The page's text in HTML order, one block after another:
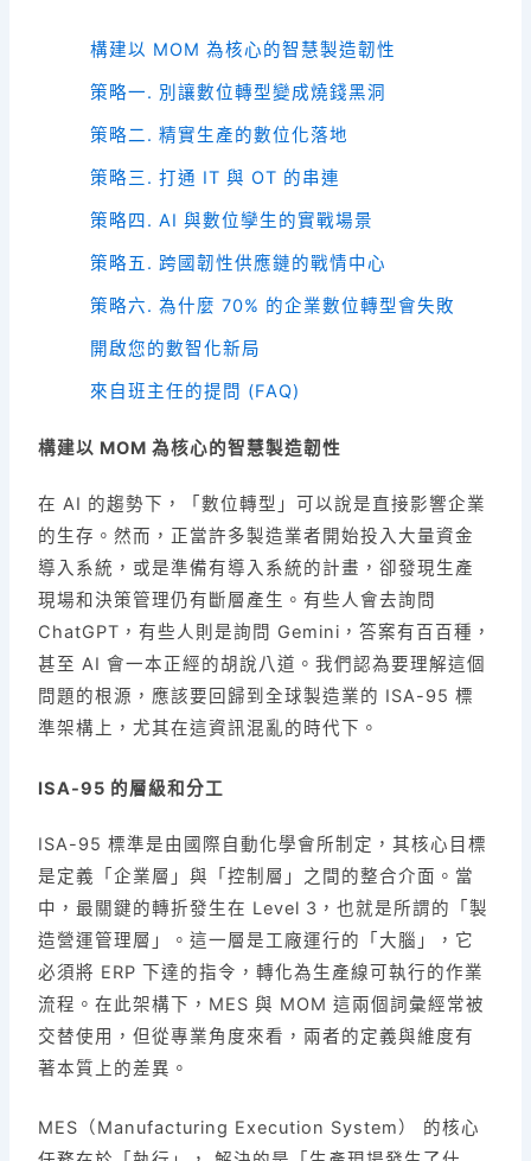
構建以 MOM 為核心的智慧製造韌性
策略一. 別讓數位轉型變成燒錢黑洞
策略二. 精實生產的數位化落地
策略三. 打通 IT 與 OT 的串連
策略四. AI 與數位孿生的實戰場景
策略五. 跨國韌性供應鏈的戰情中心
策略六. 為什麼 70% 的企業數位轉型會失敗
開啟您的數智化新局
來自班主任的提問 (FAQ)
構建以 MOM 為核心的智慧製造韌性
在 AI 的趨勢下，「數位轉型」可以說是直接影響企業
的生存。然而，正當許多製造業者開始投入大量資金
導入系統，或是準備有導入系統的計畫，卻發現生產
現場和決策管理仍有斷層產生。有些人會去詢問
ChatGPT，有些人則是詢問 Gemini，答案有百百種，
甚至 AI 會一本正經的胡說八道。我們認為要理解這個
問題的根源，應該要回歸到全球製造業的 ISA-95 標
準架構上，尤其在這資訊混亂的時代下。
ISA-95 的層級和分工
ISA-95 標準是由國際自動化學會所制定，其核心目標
是定義「企業層」與「控制層」之間的整合介面。當
中，最關鍵的轉折發生在 Level 3，也就是所謂的「製
造營運管理層」。這一層是工廠運行的「大腦」，它
必須將 ERP 下達的指令，轉化為生產線可執行的作業
流程。在此架構下，MES 與 MOM 這兩個詞彙經常被
交替使用，但從專業角度來看，兩者的定義與維度有
著本質上的差異。
MES（Manufacturing Execution System） 的核心